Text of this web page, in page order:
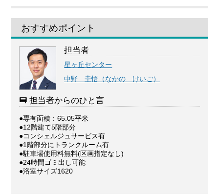
おすすめポイント
担当者
星ヶ丘センター
中野 圭悟（なかの けいご）
担当者からのひと言
●専有面積：65.05平米
●12階建て5階部分
●コンシェルジュサービス有
●1階部分にトランクルーム有
●駐車場使用料無料(区画指定なし)
●24時間ゴミ出し可能
●浴室サイズ1620